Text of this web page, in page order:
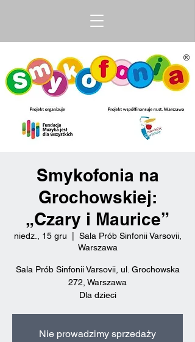
Smykofonia na
Grochowskiej:
„Czary i Maurice”
niedz., 15 gru
Sala Prób Sinfonii Varsovii,
Warszawa
Sala Prób Sinfonii Varsovii, ul. Grochowska
272, Warszawa
Dla dzieci
Nie prowadzimy sprzedaży